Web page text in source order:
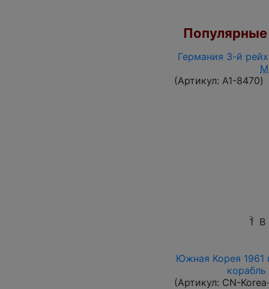
Германия 3-й
(Артикул: A1-8470)
1 В
Южная Корея 1961
(Артикул: CN-